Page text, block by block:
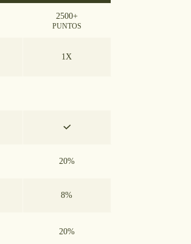
2500+
PUNTOS
1X
20%
8%
20%